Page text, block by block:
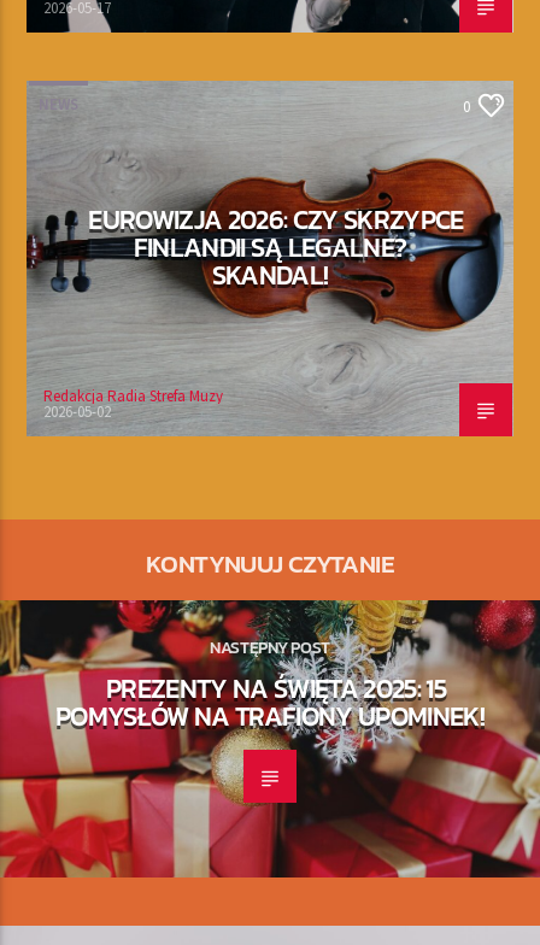
2026-05-17
NEWS 0
EUROWIZJA 2026: CZY SKRZYPCE
FINLANDII SĄ LEGALNE?
SKANDAL!
Redakcja Radia Strefa Muzy
2026-05-02
KONTYNUUJ CZYTANIE
NASTĘPNY POST
PREZENTY NA ŚWIĘTA 2025: 15
POMYSŁÓW NA TRAFIONY UPOMINEK!